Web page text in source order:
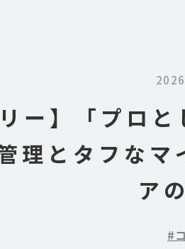
ー】「プロ
理とタフな
ア